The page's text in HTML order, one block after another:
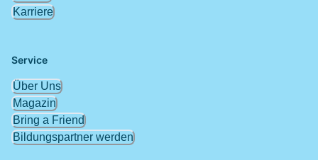
Karriere
Service
Über Uns
Magazin
Bring a Friend
Bildungspartner werden